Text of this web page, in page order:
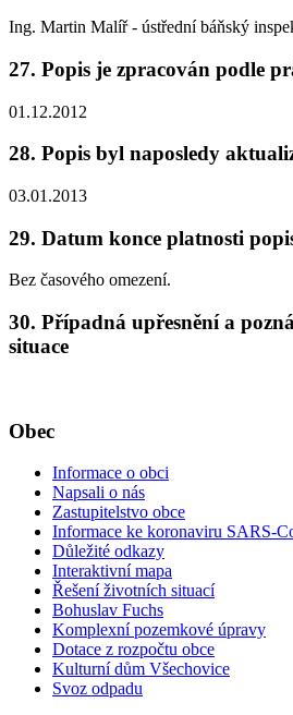
Ing. Martin Malíř - ústřední báňský
27. Popis je zpracován podle
01.12.2012
28. Popis byl naposledy
03.01.2013
29. Datum konce platnosti
Bez časového omezení.
30. Případná upřesnění a
situace
Obec
Informace o obci
Napsali o nás
Zastupitelstvo obce
Informace ke koronaviru SARS-
Důležité odkazy
Interaktivní mapa
Řešení životních situací
Bohuslav Fuchs
Komplexní pozemkové úpravy
Dotace z rozpočtu obce
Kulturní dům Všechovice
Svoz odpadu